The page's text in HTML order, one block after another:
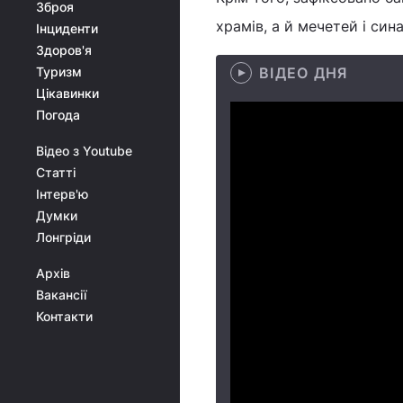
Зброя
Інциденти
Здоров'я
Туризм
Цікавинки
Погода
Відео з Youtube
Статті
Інтерв'ю
Думки
Лонгріди
Архів
Вакансії
Контакти
храмів, а й мечетей і
ВІДЕО ДНЯ